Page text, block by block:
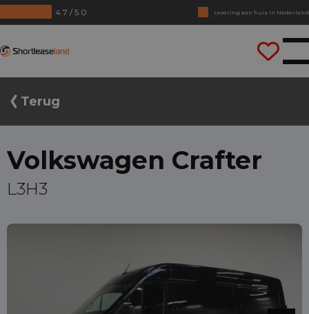
4.7 / 5.0
Terug
Volkswagen Crafter
L3H3